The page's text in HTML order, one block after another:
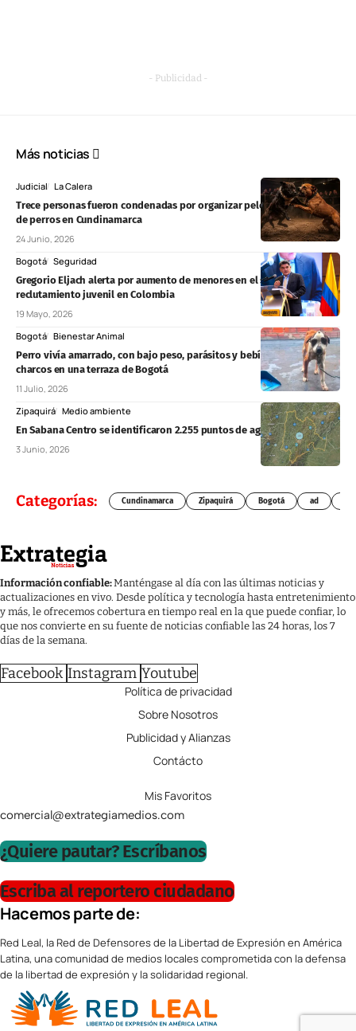
- Publicidad -
Más noticias
Judicial La Calera
Trece personas fueron condenadas por organizar peleas clandestinas
de perros en Cundinamarca
24 Junio, 2026
Bogotá Seguridad
Gregorio Eljach alerta por aumento de menores en el sistema penal y
reclutamiento juvenil en Colombia
19 Mayo, 2026
Bogotá Bienestar Animal
Perro vivía amarrado, con bajo peso, parásitos y bebía agua de
charcos en una terraza de Bogotá
11 Julio, 2026
Zipaquirá Medio ambiente
En Sabana Centro se identificaron 2.255 puntos de agua subterránea
3 Junio, 2026
Categorías: Cundinamarca Zipaquirá Bogotá ad
Información confiable:Manténgase al día con las últimas noticias y
actualizaciones en vivo. Desde política y tecnología hasta entretenimiento
y más, le ofrecemos cobertura en tiempo real en la que puede confiar, lo
que nos convierte en su fuente de noticias confiable las 24 horas, los 7
días de la semana.
Facebook Instagram Youtube
Política de privacidad
Sobre Nosotros
Publicidad y Alianzas
Contácto
Mis Favoritos
comercial@extrategiamedios.com
¿Quiere pautar? Escríbanos
Escriba al reportero ciudadano
Hacemos parte de:
Red Leal, la Red de Defensores de la Libertad de Expresión en América
Latina, una comunidad de medios locales comprometida con la defensa
de la libertad de expresión y la solidaridad regional.